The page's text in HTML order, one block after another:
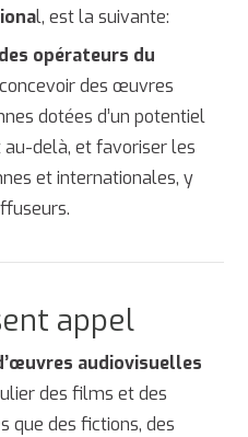
l, est la suivante:
opérateurs du
des œuvres
dotées d’un potentiel
au-delà, et favoriser les
et internationales, y
appel
audiovisuelles
des films et des
des fictions, des